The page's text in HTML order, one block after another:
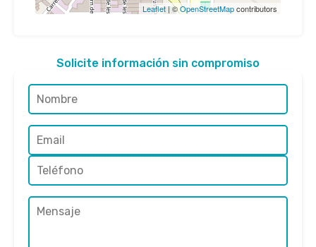
Leaflet | ©OpenStreetMapcontributors
Solicite información sin compromiso